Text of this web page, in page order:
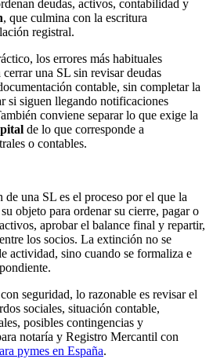
deudas, activos, contabilidad y
, que culmina con la escritura
registral.
los errores más habituales
una SL sin revisar deudas
contable, sin completar la
si siguen llegando notificaciones
conviene separar lo que exige la
de lo que corresponde a
o contables.
una SL es el proceso por el que la
objeto para ordenar su cierre, pagar o
aprobar el balance final y repartir,
los socios. La extinción no se
actividad, sino cuando se formaliza e
seguridad, lo razonable es revisar el
sociales, situación contable,
posibles contingencias y
notaría y Registro Mercantil con
pymes en España.